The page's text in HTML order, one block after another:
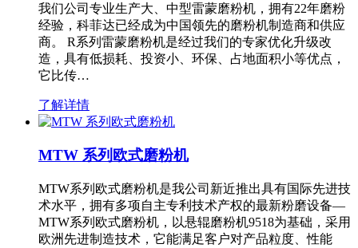
我们公司专业生产大、中型雷蒙磨粉机，拥有22年磨粉
经验，科菲达已经成为中国领先的磨粉机制造商和供应
商。 R系列雷蒙磨粉机是经过我们的专家优化升级改
造，具有低损耗、投资小、环保、占地面积小等优点，
它比传…
了解详情
MTW 系列欧式磨粉机
MTW系列欧式磨粉机是我公司新近推出具有国际先进技
术水平，拥有多项自主专利技术产权的最新粉磨设备—
MTW系列欧式磨粉机，以悬辊磨粉机9518为基础，采用
欧洲先进制造技术，它能满足客户对产品粒度、性能